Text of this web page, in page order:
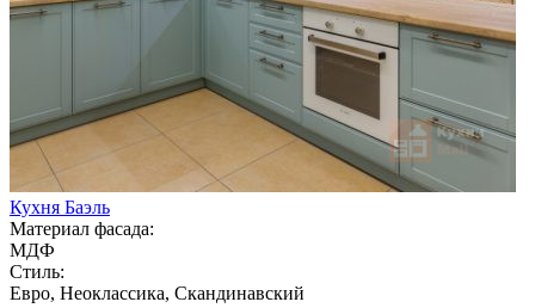
Кухня Баэль
Материал фасада:
МДФ
Стиль:
Евро, Неоклассика, Скандинавский